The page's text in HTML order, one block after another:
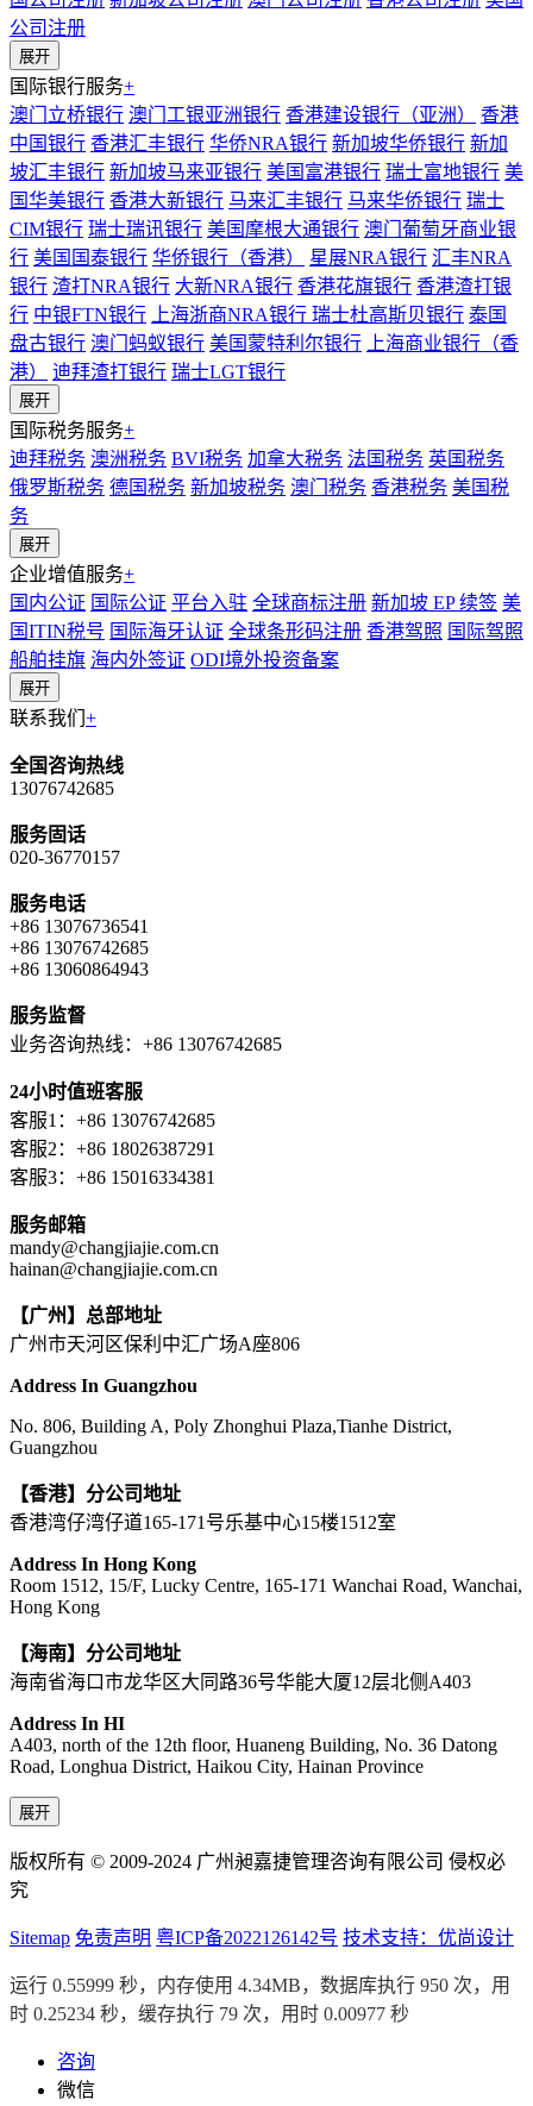
公司注册
展开
国际银行服务+
澳门立桥银行 澳门工银亚洲银行 香港建设银行（亚洲）
香港
中国银行 香港汇丰银行 华侨NRA银行 新加坡华侨银行 新加
坡汇丰银行 新加坡马来亚银行 美国富港银行 瑞士富地银行 美
国华美银行 香港大新银行 马来汇丰银行 马来华侨银行 瑞士
CIM银行 瑞士瑞讯银行 美国摩根大通银行 澳门葡萄牙商业银
行 美国国泰银行 华侨银行（香港） 星展NRA银行 汇丰NRA
银行 渣打NRA银行 大新NRA银行 香港花旗银行 香港渣打银
行 中银FTN银行 上海浙商NRA银行 瑞士杜高斯贝银行 泰国
盘古银行 澳门蚂蚁银行 美国蒙特利尔银行
上海商业银行（香
港）
迪拜渣打银行 瑞士LGT银行
展开
国际税务服务+
迪拜税务 澳洲税务 BVI税务 加拿大税务 法国税务 英国税务
俄罗斯税务 德国税务 新加坡税务 澳门税务 香港税务 美国税
务
展开
企业增值服务+
国内公证 国际公证 平台入驻 全球商标注册 新加坡 EP 续签 美
国ITIN税号 国际海牙认证 全球条形码注册 香港驾照 国际驾照
船舶挂旗 海内外签证 ODI境外投资备案
展开
联系我们 +
全国咨询热线
13076742685
服务固话
020-36770157
服务电话
+86 13076736541
+86 13076742685
+86 13060864943
服务监督
业务咨询热线：+86 13076742685
24小时值班客服
客服1：+86 13076742685
客服2：+86 18026387291
客服3：+86 15016334381
服务邮箱
mandy@changjiajie.com.cn
hainan@changjiajie.com.cn
【广州】总部地址
广州市天河区保利中汇广场A座806
Address In Guangzhou
No. 806, Building A, Poly Zhonghui Plaza,Tianhe District,
Guangzhou
【香港】分公司地址
香港湾仔湾仔道165-171号乐基中心15楼1512室
Address In Hong Kong
Room 1512, 15/F, Lucky Centre, 165-171 Wanchai Road, Wanchai,
Hong Kong
【海南】分公司地址
海南省海口市龙华区大同路36号华能大厦12层北侧A403
Address In HI
A403, north of the 12th floor, Huaneng Building, No. 36 Datong
Road, Longhua District, Haikou City, Hainan Province
展开
版权所有 © 2009-2024 广州昶嘉捷管理咨询有限公司 侵权必
究
Sitemap 免责声明 粤ICP备2022126142号 技术支持：优尚设计
运行 0.55999 秒，内存使用 4.34MB，数据库执行 950 次，用
时 0.25234 秒，缓存执行 79 次，用时 0.00977 秒
咨询
微信